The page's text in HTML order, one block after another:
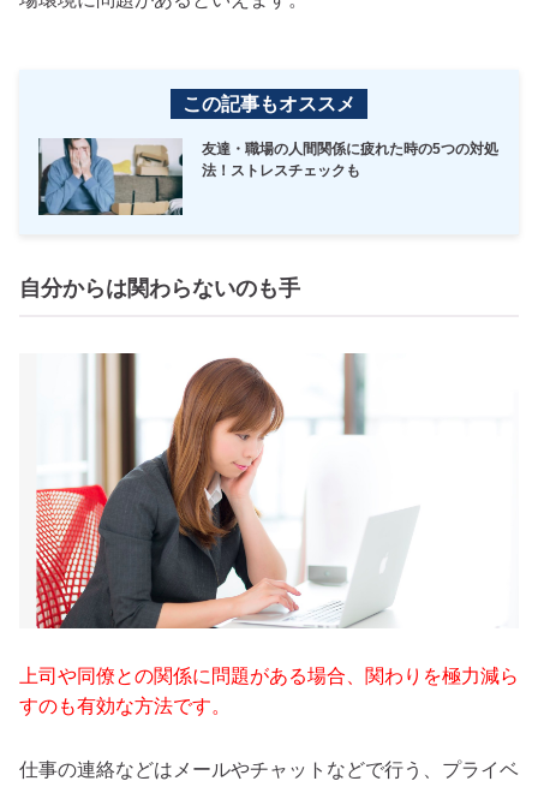
この記事もオススメ
友達・職場の人間関係に疲れた時の5つの対処
法！ストレスチェックも
自分からは関わらないのも手
上司や同僚との関係に問題がある場合、関わりを極力減ら
すのも有効な方法です。
仕事の連絡などはメールやチャットなどで行う、プライベ